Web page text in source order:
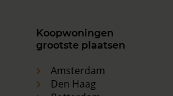
Koopwoningen
grootste plaatsen
Amsterdam
Den Haag